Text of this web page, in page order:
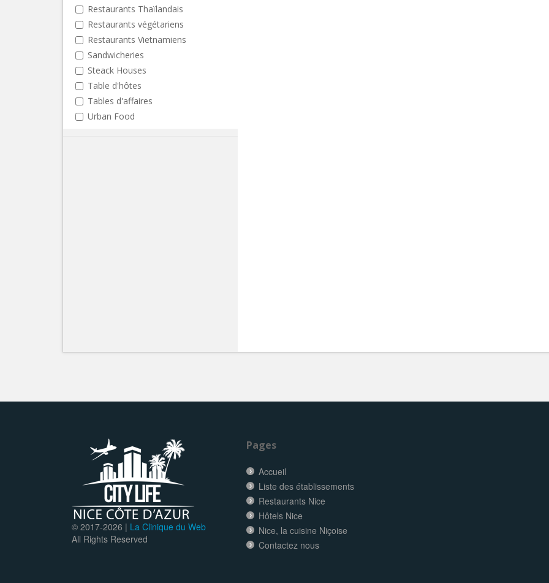
Restaurants Thaïlandais
Restaurants végétariens
Restaurants Vietnamiens
Sandwicheries
Steack Houses
Table d'hôtes
Tables d'affaires
Urban Food
© 2017-2026 | La Clinique du Web
All Rights Reserved
Pages
Accueil
Liste des établissements
Restaurants Nice
Hôtels Nice
Nice, la cuisine Niçoise
Contactez nous